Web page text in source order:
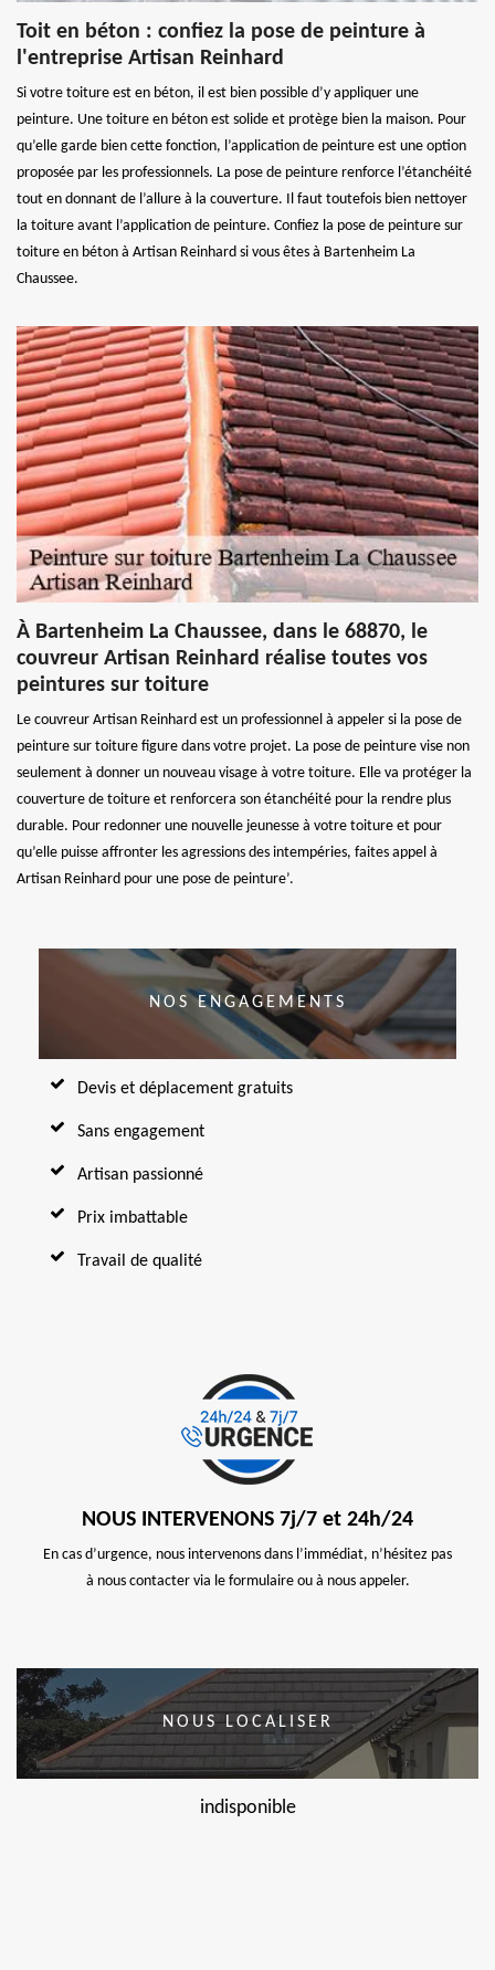
Toit en béton : confiez la pose de peinture à
l'entreprise Artisan Reinhard
Si votre toiture est en béton, il est bien possible d’y appliquer une
peinture. Une toiture en béton est solide et protège bien la maison. Pour
qu’elle garde bien cette fonction, l’application de peinture est une option
proposée par les professionnels. La pose de peinture renforce l’étanchéité
tout en donnant de l’allure à la couverture. Il faut toutefois bien nettoyer
la toiture avant l’application de peinture. Confiez la pose de peinture sur
toiture en béton à Artisan Reinhard si vous êtes à Bartenheim La
Chaussee.
À Bartenheim La Chaussee, dans le 68870, le
couvreur Artisan Reinhard réalise toutes vos
peintures sur toiture
Le couvreur Artisan Reinhard est un professionnel à appeler si la pose de
peinture sur toiture figure dans votre projet. La pose de peinture vise non
seulement à donner un nouveau visage à votre toiture. Elle va protéger la
couverture de toiture et renforcera son étanchéité pour la rendre plus
durable. Pour redonner une nouvelle jeunesse à votre toiture et pour
qu’elle puisse affronter les agressions des intempéries, faites appel à
Artisan Reinhard pour une pose de peinture’.
NOS ENGAGEMENTS
Devis et déplacement gratuits
Sans engagement
Artisan passionné
Prix imbattable
Travail de qualité
NOUS INTERVENONS 7j/7 et 24h/24
En cas d’urgence, nous intervenons dans l’immédiat, n’hésitez pas
à nous contacter via le formulaire ou à nous appeler.
NOUS LOCALISER
indisponible